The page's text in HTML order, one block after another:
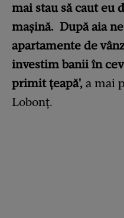
mai stau să caut eu
mașină. După aia
apartamente de
investim banii în
primit țeapă', a mai
Lobonț.